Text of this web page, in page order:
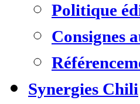
Politique
Consignes
Synergies Chili